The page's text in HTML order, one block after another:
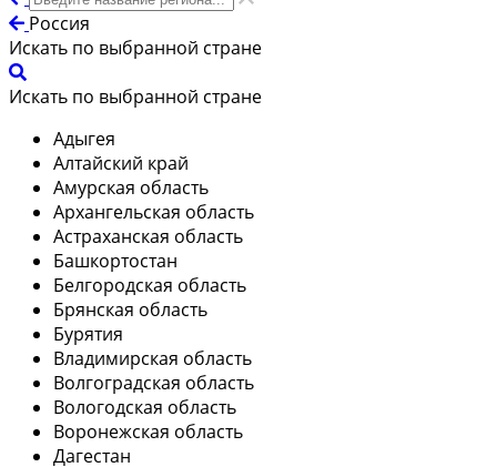
Россия
Искать по выбранной стране
Искать по выбранной стране
Адыгея
Алтайский край
Амурская область
Архангельская область
Астраханская область
Башкортостан
Белгородская область
Брянская область
Бурятия
Владимирская область
Волгоградская область
Вологодская область
Воронежская область
Дагестан